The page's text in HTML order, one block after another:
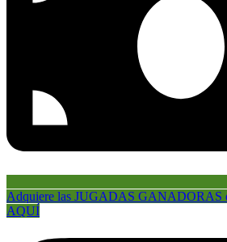
Adquiere las JUGADAS GANADORAS
AQUÍ